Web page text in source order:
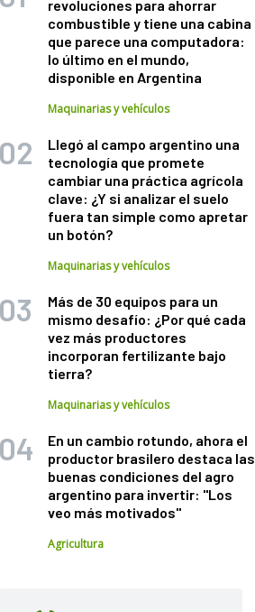
revoluciones para ahorrar
combustible y tiene una cabina
que parece una computadora:
lo último en el mundo,
disponible en Argentina
Maquinarias y vehículos
Llegó al campo argentino una
tecnología que promete
cambiar una práctica agrícola
clave: ¿Y si analizar el suelo
fuera tan simple como apretar
un botón?
Maquinarias y vehículos
Más de 30 equipos para un
mismo desafío: ¿Por qué cada
vez más productores
incorporan fertilizante bajo
tierra?
Maquinarias y vehículos
En un cambio rotundo, ahora el
productor brasilero destaca las
buenas condiciones del agro
argentino para invertir: "Los
veo más motivados"
Agricultura